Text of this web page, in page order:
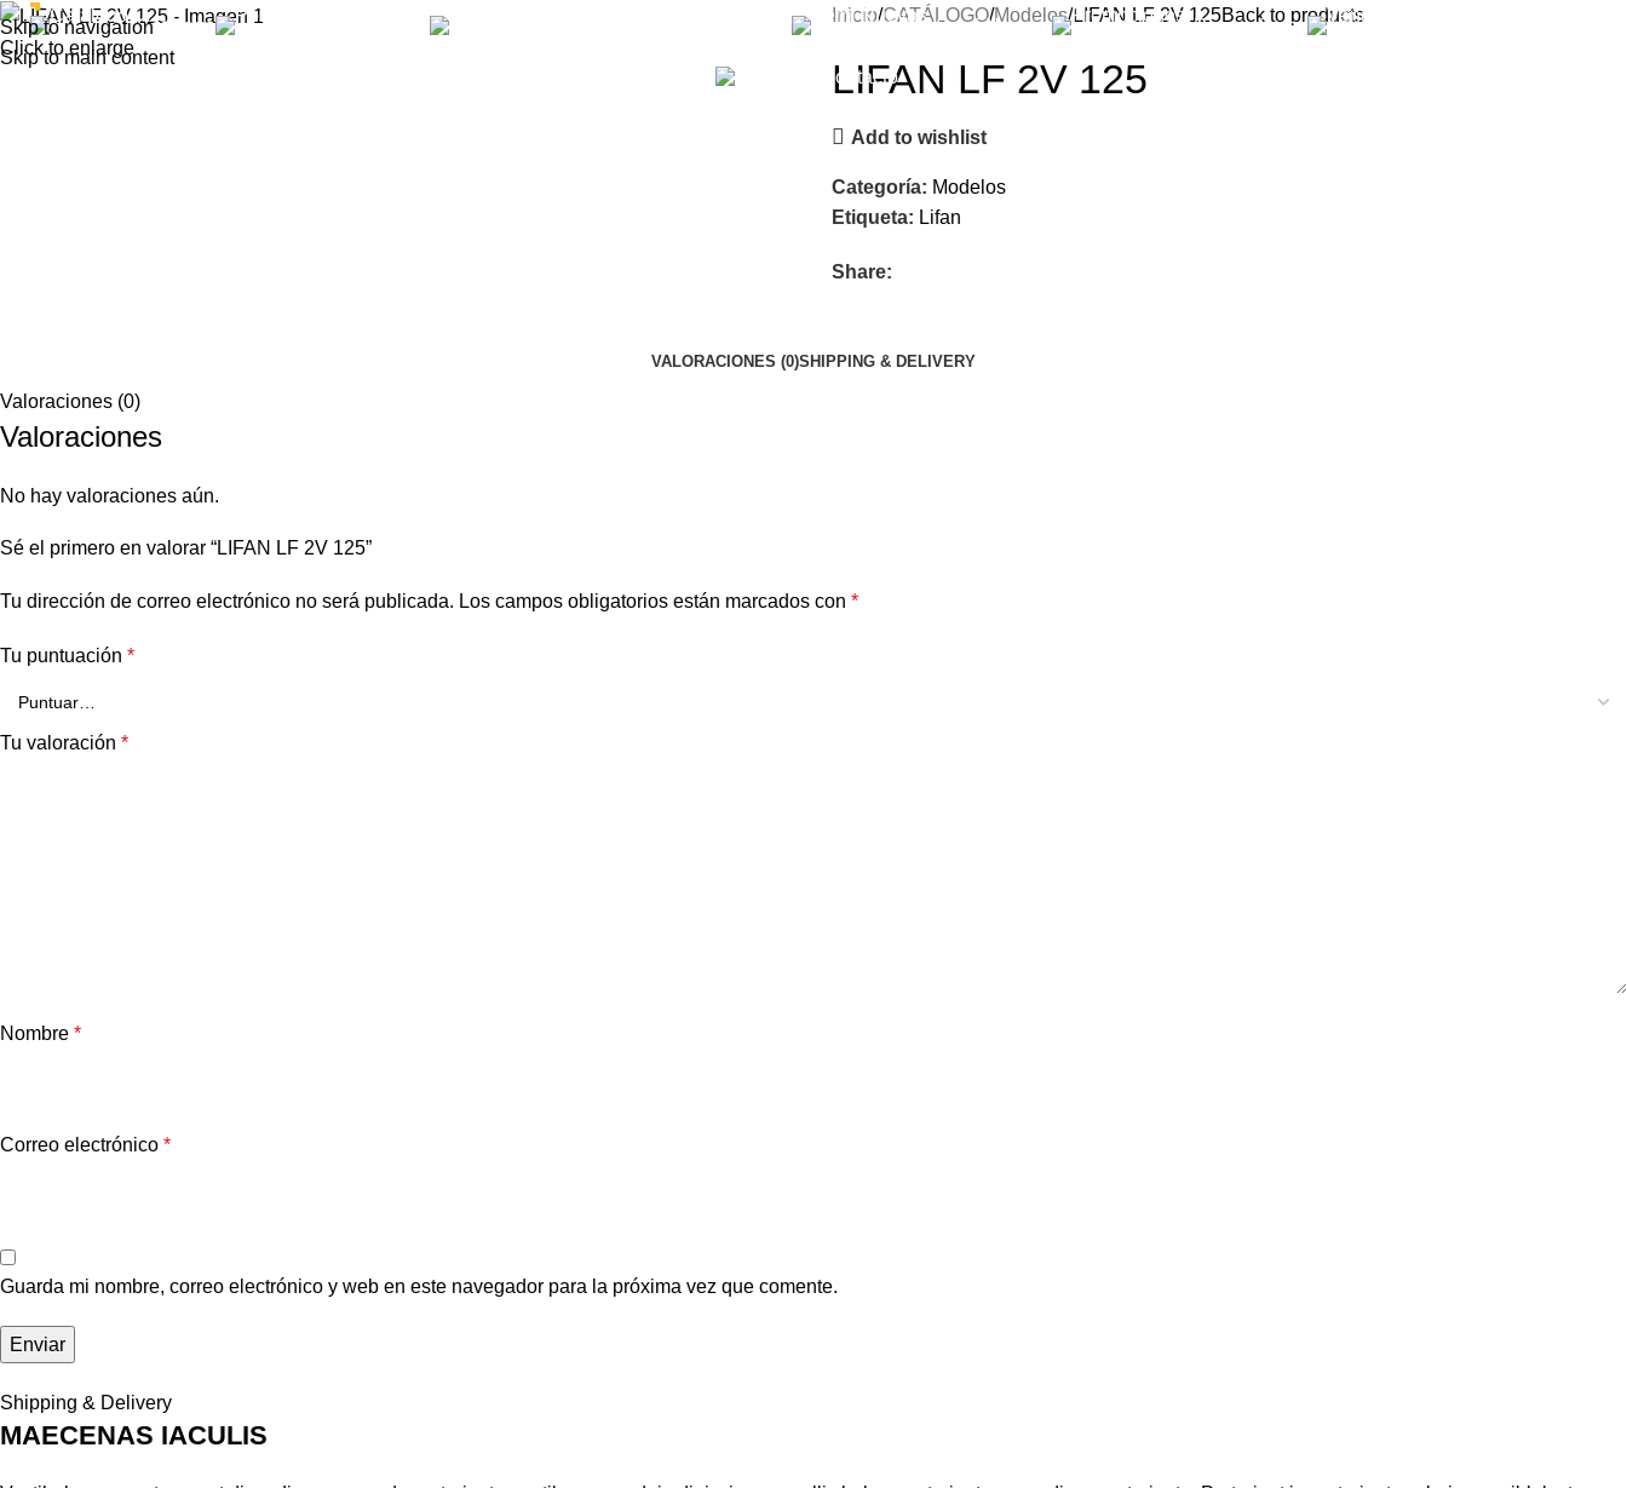
Skip to navigation
Skip to main content
Catálogo Semi Nuevas Promociones
Contacto
Click to enlarge
Inicio CATÁLOGO Modelos LIFAN LF 2V 125Back to products
LIFAN LF 2V 125
Add to wishlist
Categoría: Modelos
Etiqueta: Lifan
Share:
VALORACIONES (0)SHIPPING & DELIVERY
Valoraciones (0)
Valoraciones
No hay valoraciones aún.
Sé el primero en valorar “LIFAN LF 2V 125”
Tu dirección de correo electrónico no será publicada. Los campos obligatorios están marcados con *
Tu puntuación *
Tu valoración *
Nombre *
Correo electrónico *
Guarda mi nombre, correo electrónico y web en este navegador para la próxima vez que comente.
Shipping & Delivery
MAECENAS IACULIS